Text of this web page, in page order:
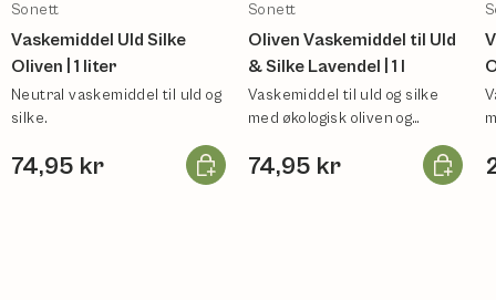
Sonett
Vaskemiddel Uld Silke
Oliven | 1 liter
Neutral vaskemiddel til uld og
silke.
74,95 kr Læg i kurv
Sonett
Oliven Vaskemiddel til Uld
& Silke Lavendel | 1 l
Vaskemiddel til uld og silke
med økologisk oliven og
74,95 kr Læg i